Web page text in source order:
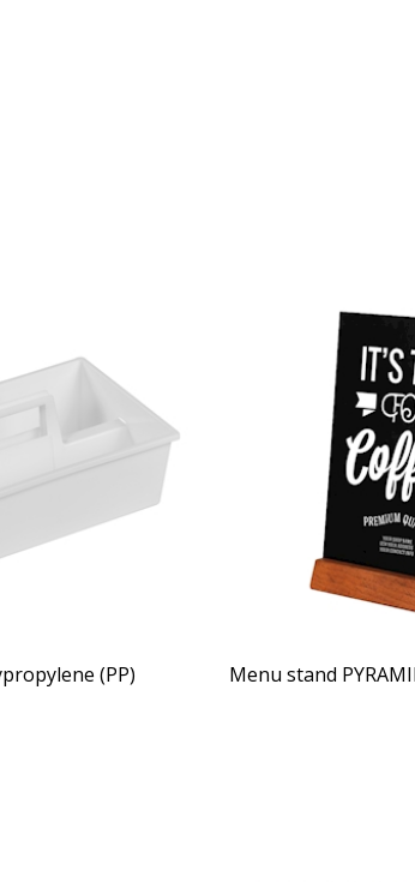
(PP) Menu stand